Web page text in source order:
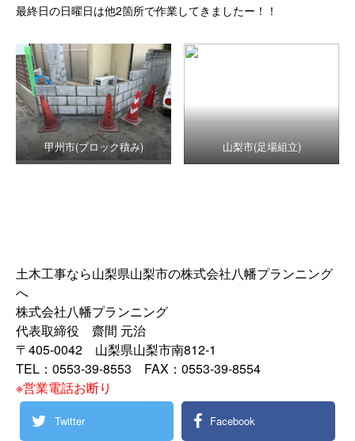
最終日の日曜日は他2箇所で作業してきましたー！！
甲州市(ブロック積み) 山梨市(足場組立)
土木工事なら山梨県山梨市の株式会社八幡プランニング
へ
株式会社八幡プランニング
代表取締役 齋間 元治
〒405-0042 山梨県山梨市南812-1
TEL：0553-39-8553 FAX：0553-39-8554
※営業電話お断り
Twitter Facebook